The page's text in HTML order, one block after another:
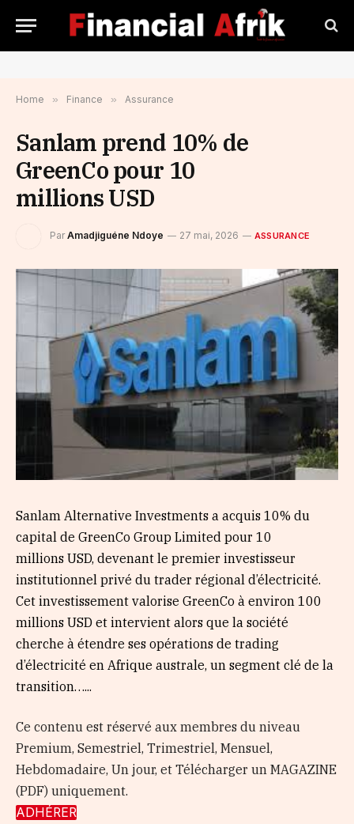
Home » Finance » Assurance
Sanlam prend 10% de
GreenCo pour 10
millions USD
Par Amadjiguéne Ndoye 27 mai, 2026 ASSURANCE
Sanlam Alternative Investments a acquis 10% du
capital de GreenCo Group Limited pour 10
millions USD, devenant le premier investisseur
institutionnel privé du trader régional d’électricité.
Cet investissement valorise GreenCo à environ 100
millions USD et intervient alors que la société
cherche à étendre ses opérations de trading
d’électricité en Afrique australe, un segment clé de la
transition…...
Ce contenu est réservé aux membres du niveau
Premium, Semestriel, Trimestriel, Mensuel,
Hebdomadaire, Un jour, et Télécharger un MAGAZINE
(PDF) uniquement.
ADHÉRER